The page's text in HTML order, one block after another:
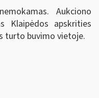
Aukciono
Klaipėdos apskrities
turto buvimo vietoje.